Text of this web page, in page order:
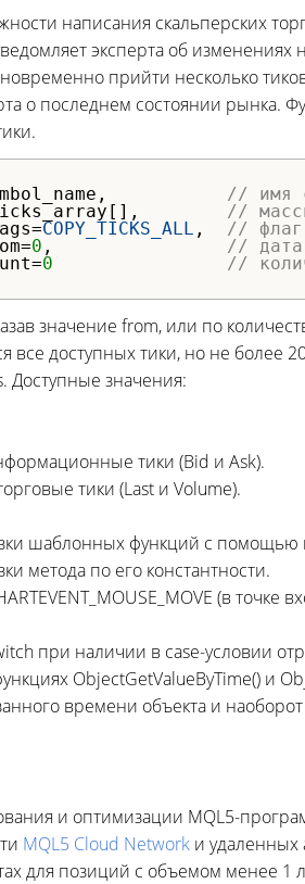
написания скальперских
эксперта об
прийти несколько
о последнем состоянии рынка.
// имя
//
COPY_TICKS_ALL , // флаг,
=0 , //
0
//
значение from, или по
все доступных тики, но не более
Доступные значения:
тики (Bid и Ask).
тики (Last и Volume).
шаблонных функций с помощью
метода по его константности.
(в точке
при наличии в case-условии
ObjectGetValueByTime() и
времени объекта и
и оптимизации MQL5-
MQL5 Cloud Network и удаленных
для позиций с объемом менее 1